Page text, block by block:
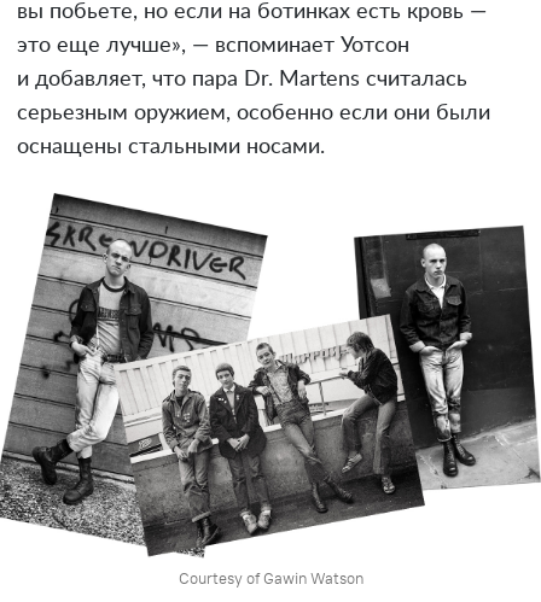
вы побьете, но если на ботинках есть кровь —
это еще лучше», — вспоминает Уотсон
и добавляет, что пара Dr. Martens считалась
серьезным оружием, особенно если они были
оснащены стальными носами.
Courtesy of Gawin Watson